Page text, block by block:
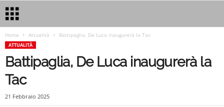
Home Attualità Battipaglia, De Luca inaugurerà la Tac
ATTUALITÀ
Battipaglia, De Luca inaugurerà la
Tac
21 Febbraio 2025